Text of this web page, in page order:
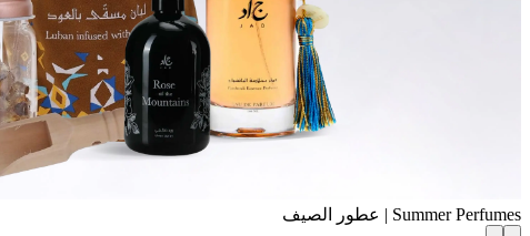
Summer Perfumes | عطور الصيف